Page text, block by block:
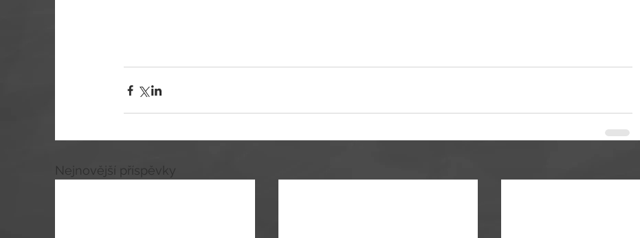
Nejnovější příspěvky